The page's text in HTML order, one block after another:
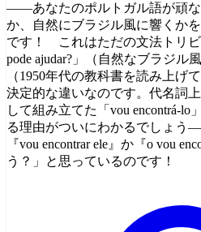
——あなたのポルトガル語が頑な
か、自然にブラジル風に響くか
です！ これはただの文法トリ
pode ajudar?」（自然なブラジル風
（1950年代の教科書を読み上げ
決定的な違いなのです。代名詞
して組み立てた「vou encontrá-
る理由がついにわかるでしょう
『vou encontrar ele』か『o vou
う？」と思っているのです！